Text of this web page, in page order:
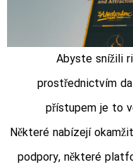
Abyste snížili
prostřednictvím
přístupem je to
Některé nabízejí
podpory, některé